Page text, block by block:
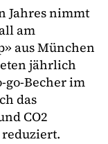
Jahres nimmt
am
aus München
jährlich
go-Becher im
das
CO2